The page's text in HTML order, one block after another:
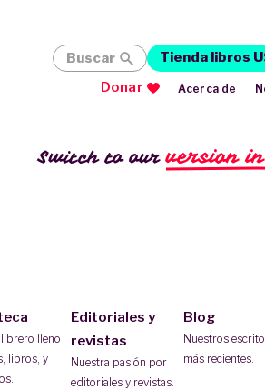
Switch to ourversion
lleno
libros, y
Editoriales y
revistas
Nuestra pasión por
editoriales y revistas.
Blog
Nuestros
más recientes.
Buscar Tienda libros
Donar
Acerca de